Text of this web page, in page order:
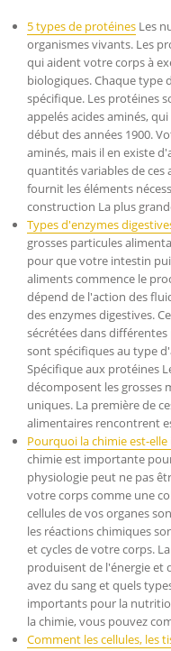
5 types de protéines Les
organismes vivants. Les
qui aident votre corps à
biologiques. Chaque
spécifique. Les protéines
appelés acides aminés,
début des années 1900.
aminés, mais il en existe
quantités variables de ces
fournit les éléments
construction La plus
Types d'enzymes
grosses particules
pour que votre intestin
aliments commence le
dépend de l'action des
des enzymes digestives.
sécrétées dans
sont spécifiques au type
Spécifique aux protéines
décomposent les grosses
uniques. La première de
alimentaires rencontrent
Pourquoi la chimie est-
chimie est importante
physiologie peut ne pas
votre corps comme une
cellules de vos organes
les réactions chimiques
et cycles de votre corps.
produisent de l'énergie et
avez du sang et quels
importants pour la
la chimie, vous pouvez
Comment les cellules, les